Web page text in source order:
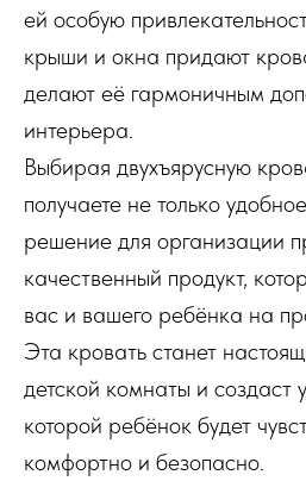
ей особую
крыши и окна придают
делают её гармоничным
интерьера.
Выбирая двухъярусную
получаете не только
решение для организации
качественный продукт,
вас и вашего ребёнка на
Эта кровать станет
детской комнаты и создаст
которой ребёнок будет
комфортно и безопасно.